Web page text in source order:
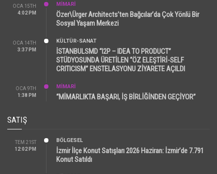
OCA 15TH
4:02 PM
MİMARİ
Özer\Ürger Architects’ten Bağcılar’da Çok Yönlü Bir
Sosyal Yaşam Merkezi
OCA 14TH
3:37 PM
KÜLTÜR-SANAT
İSTANBULSMD “I2P – IDEA TO PRODUCT”
STÜDYOSUNDA ÜRETİLEN “ÖZ ELEŞTİRİ-SELF
CRITICISM” ENSTELASYONU ZİYARETE AÇILDI
OCA 9TH
1:38 PM
MİMARİ
“MİMARLIKTA BAŞARI, İŞ BİRLİĞİNDEN GEÇİYOR”
SATIŞ
TEM 21ST
12:02 PM
BÖLGESEL
İzmir İlçe Konut Satışları 2026 Haziran: İzmir’de 7.791
Konut Satıldı